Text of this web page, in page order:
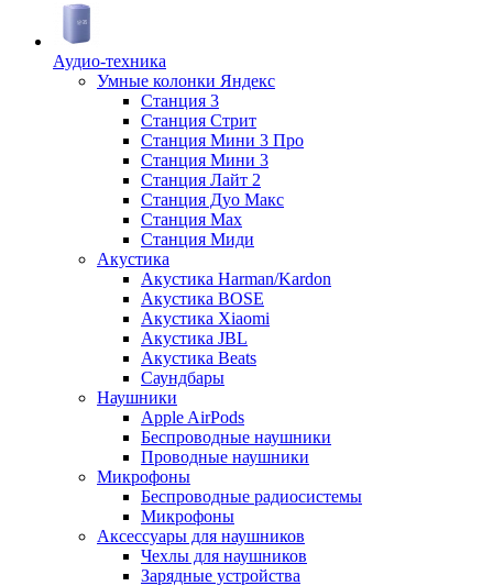
Аудио-техника
Умные колонки Яндекс
Станция 3
Станция Стрит
Станция Мини 3 Про
Станция Мини 3
Станция Лайт 2
Станция Дуо Макс
Станция Max
Станция Миди
Акустика
Акустика Harman/Kardon
Акустика BOSE
Акустика Xiaomi
Акустика JBL
Акустика Beats
Саундбары
Наушники
Apple AirPods
Беспроводные наушники
Проводные наушники
Микрофоны
Беспроводные радиосистемы
Микрофоны
Аксессуары для наушников
Чехлы для наушников
Зарядные устройства